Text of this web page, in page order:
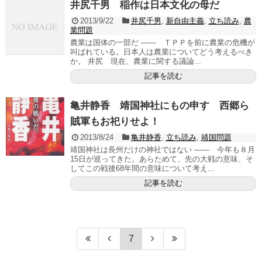
井尻千男 稲作は日本文化の母だ
2013/9/22 井尻千男, 新自由主義, 立ち読み, 農
業問題
農業は国体の一部だ ―― ＴＰＰを前に農業の危機が
叫ばれている。日本人は農業についてどう考えるべき
か。 井尻 現在、農業に関する議論...
記事を読む
亀井静香 靖国神社にもの申す 西郷ら
賊軍もお祀りせよ！
2013/8/24 亀井静香, 立ち読み, 靖国問題
靖国神社は長州だけの神社ではない ―― 今年も８月
15日が巡ってきた。あらためて、先の大戦の意味、そ
してこの戦後68年間の意味について考え...
記事を読む
7